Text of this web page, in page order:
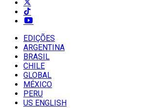
EDIÇÕES
ARGENTINA
BRASIL
CHILE
GLOBAL
MÉXICO
PERU
US ENGLISH